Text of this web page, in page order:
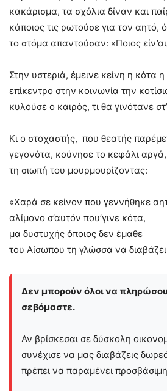
κακάρισμα, τα σχόλια δίναν και
κάποιος τις ρωτούσε για τον αητό,
το στόμα απαντούσαν: «Ποιος
Στην υστεριά, έμεινε κείνη η κότα
επίκεντρο στην κοινωνία την
κυλούσε ο καιρός, τι θα γινότανε
Κι ο στοχαστής, που θεατής
γεγονότα, κούνησε το κεφάλι
τη σιωπή του μουρμουρίζοντας:
«Χαρά σε κείνον που γεννήθηκε
αλίμονο σ’αυτόν που’γινε κότα,
μα δυστυχής όποιος δεν έμαθε
του Αίσωπου τη γλώσσα να
Δεν μπορούν όλοι να
σεβόμαστε.
Αν βρίσκεσαι σε δύσκολη
συνέχισε να μας διαβάζεις
πρέπει να παραμένει